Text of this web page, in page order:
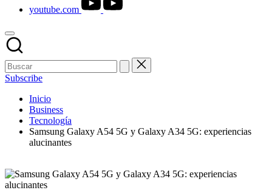
youtube.com
Subscribe
Inicio
Business
Tecnología
Samsung Galaxy A54 5G y Galaxy A34 5G: experiencias
alucinantes